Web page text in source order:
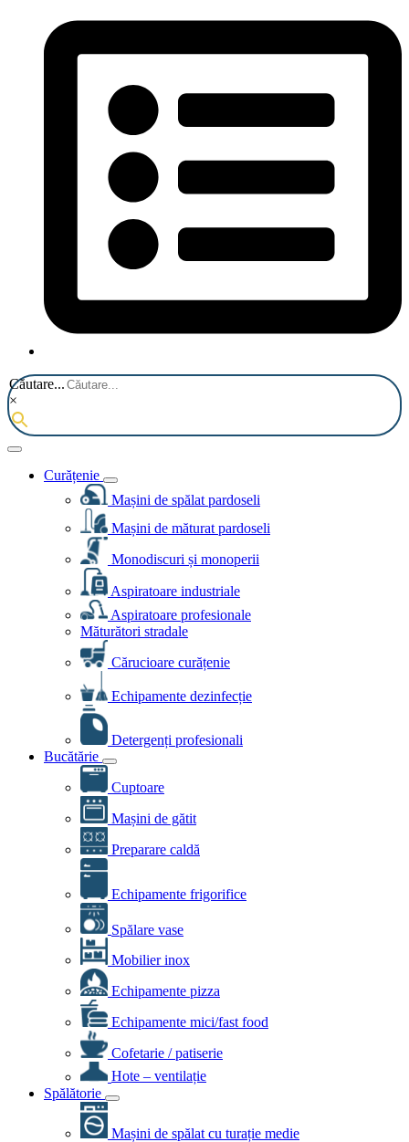
Căutare...
×
Curățenie
Mașini de spălat pardoseli
Mașini de măturat pardoseli
Monodiscuri și monoperii
Aspiratoare industriale
Aspiratoare profesionale
Măturători stradale
Cărucioare curățenie
Echipamente dezinfecție
Detergenți profesionali
Bucătărie
Cuptoare
Mașini de gătit
Preparare caldă
Echipamente frigorifice
Spălare vase
Mobilier inox
Echipamente pizza
Echipamente mici/fast food
Cofetarie / patiserie
Hote – ventilație
Spălătorie
Mașini de spălat cu turație medie